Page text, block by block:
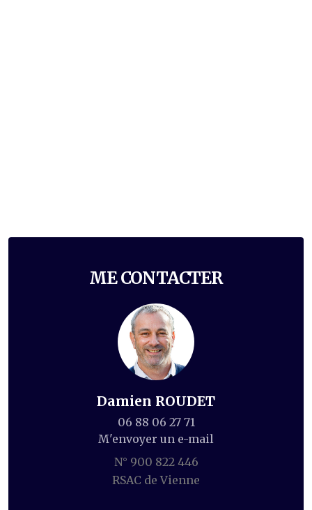
ME CONTACTER
Damien ROUDET
06 88 06 27 71
M'envoyer un e-mail
N° 900 822 446
RSAC de Vienne